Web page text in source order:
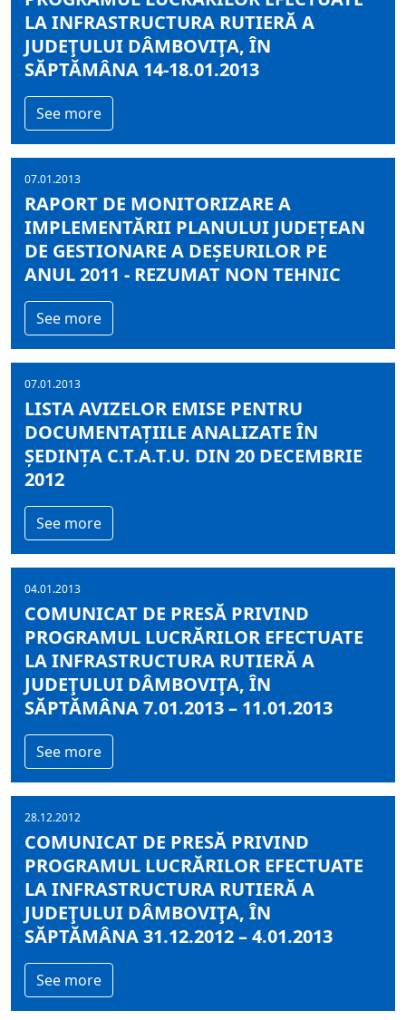
LA INFRASTRUCTURA RUTIERĂ A
JUDEŢULUI DÂMBOVIŢA, ÎN
SĂPTĂMÂNA 14-18.01.2013
See more
07.01.2013
RAPORT DE MONITORIZARE A
IMPLEMENTĂRII PLANULUI JUDEȚEAN
DE GESTIONARE A DEȘEURILOR PE
ANUL 2011 - REZUMAT NON TEHNIC
See more
07.01.2013
LISTA AVIZELOR EMISE PENTRU
DOCUMENTAȚIILE ANALIZATE ÎN
ȘEDINȚA C.T.A.T.U. DIN 20 DECEMBRIE
2012
See more
04.01.2013
COMUNICAT DE PRESĂ PRIVIND
PROGRAMUL LUCRĂRILOR EFECTUATE
LA INFRASTRUCTURA RUTIERĂ A
JUDEŢULUI DÂMBOVIŢA, ÎN
SĂPTĂMÂNA 7.01.2013 – 11.01.2013
See more
28.12.2012
COMUNICAT DE PRESĂ PRIVIND
PROGRAMUL LUCRĂRILOR EFECTUATE
LA INFRASTRUCTURA RUTIERĂ A
JUDEŢULUI DÂMBOVIŢA, ÎN
SĂPTĂMÂNA 31.12.2012 – 4.01.2013
See more